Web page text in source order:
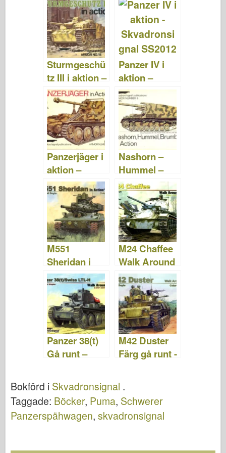
al SS2024
al SS2021
Sturmgeschü
tz III i aktion –
Skvadronsign
al SS2014
Panzer IV i
aktion –
Skvadronsign
al SS2012
Panzerjäger i
aktion –
Squadron
Signal
SS2007
Nashorn –
Hummel –
Brumbär i
aktion –
Skvadronsign
al SS2005
M551
Sheridan i
aktion –
Skvadronsign
al SS2041
M24 Chaffee
Walk Around
–
Skvadronsign
al SS5714
Panzer 38(t)
Gå runt –
al SS5713
M42 Duster
Färg gå runt -
signal
SS5705
Bokförd i Skvadronsignal .
Taggade: Böcker, Puma, Schwerer
Panzerspähwagen, skvadronsignal